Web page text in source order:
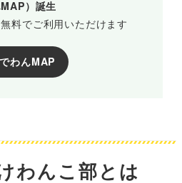
）誕生
料でご利用いただけます
わんMAP
わんこ部とは